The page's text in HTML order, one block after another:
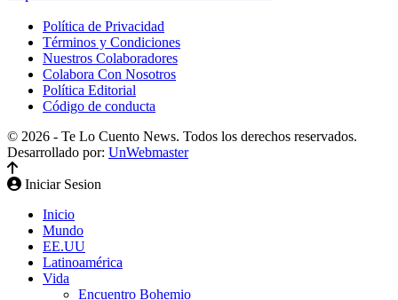
Política de Privacidad
Términos y Condiciones
Nuestros Colaboradores
Colabora Con Nosotros
Política Editorial
Código de conducta
© 2026 - Te Lo Cuento News. Todos los derechos reservados.
Desarrollado por: UnWebmaster
Iniciar Sesion
Inicio
Mundo
EE.UU
Latinoamérica
Vida
Encuentro Bohemio